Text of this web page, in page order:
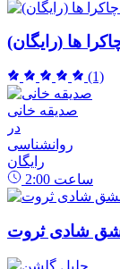
ها (رایگان)
(1)
صدیقه خانی
در
روانشناسی
رایگان
2:00 ساعت
عشق شادی ثروت